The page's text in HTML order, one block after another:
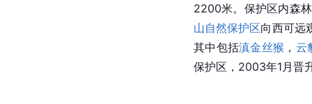
2200米。保护区内森林
山自然保护区向西可远
其中包括滇金丝猴 ， 云
保护区，2003年1月晋